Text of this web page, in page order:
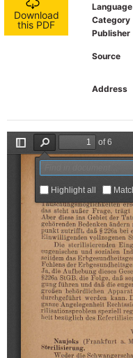
Download
this PDF
Language
Category
Publisher
Source
Address